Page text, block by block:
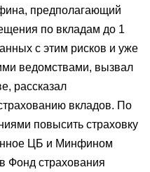
предполагающий
по вкладам до 1
с этим рисков и уже
ведомствами, вызвал
рассказал
вкладов. По
повысить страховку
ЦБ и Минфином
Фонд страхования